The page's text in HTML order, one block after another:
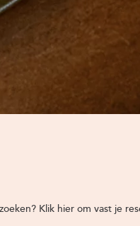
Klik hier om vast je